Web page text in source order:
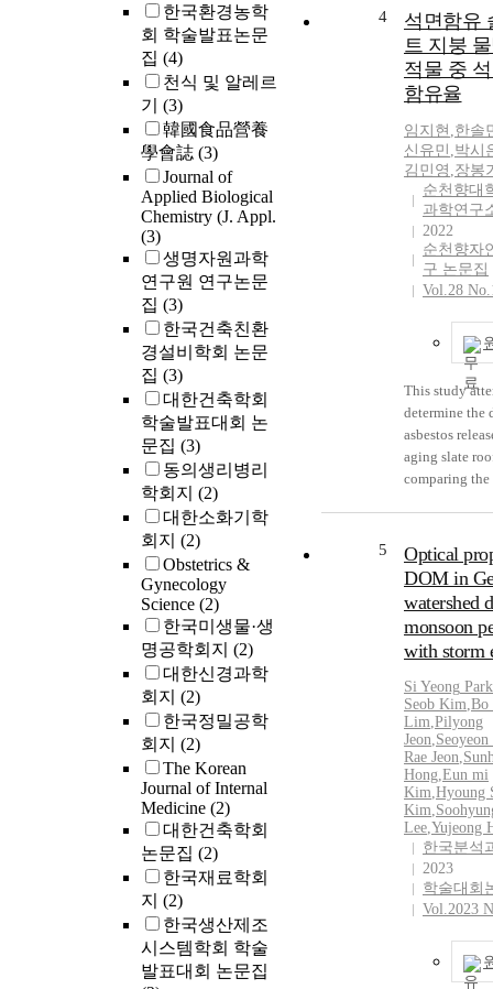
한국환경농학
회 학술발표논문
집 (4)
천식 및 알레르
기 (3)
韓國食品營養
學會誌 (3)
Journal of
Applied Biological
Chemistry (J. Appl.
(3)
생명자원과학
연구원 연구논문
집 (3)
한국건축친환
경설비학회 논문
집 (3)
대한건축학회
학술발표대회 논
문집 (3)
동의생리병리
학회지 (2)
대한소화기학
회지 (2)
Obstetrics &
Gynecology
Science (2)
한국미생물·생
명공학회지 (2)
대한신경과학
회지 (2)
한국정밀공학
회지 (2)
The Korean
Journal of Internal
Medicine (2)
대한건축학회
논문집 (2)
한국재료학회
지 (2)
한국생산제조
시스템학회 학술
발표대회 논문집
하여 제작을
그 결과 B.
bifidum, B.
3종류의 종에
적으로 band
것을 확인할
다. 본 실험에
PAGE와 PCR
균주 동정법
고 정확하게
할 수 있었으
제조나 의약
산업적으로
있을 것이다
1984).
a Gram-
anaerobic
which is able
cellular shape
nutritional
and dominant
human. In
spp. in human
PCR and
whole cell
used.
primer sets
intergenic
heat shock
of three
spp. were
using NCBI
program
adolescentis,
and B.
products
primer sets
same sizes of
SDS-PAGE
proteins in
designed and
by using
tungsten
the
Charged
Device) and
used in order
the discharge
distribution
measure the
intensity. As
emission
electrode was
almost
wide
and the
distribution
signal
quite a
distribution.
emission light
peaked at
4
석면함유
트 지붕
적물 중
함유율
임지현 ,한솔
신유민 ,박시
김민영 ,장봉
순천향대
과학연구
2022
순천향자
구 논문집
Vol.28
This study
determine the
asbestos
aging slate
comparing the
steel plate (tin
the slate roof.
roof houses
Haengmok-ri,
and one house
constructed
colored steel
slate roof
collect the
the roof rain
asbestos fiber
calculated by
counting
polarization
after
conversion
hydrochloric
treatment.
asbestos
four slate
5
Optical
DOM in
watershed
monsoon
with storm
Si Yeong Park
Seob Kim,Bo
Lim,Pilyong
Jeon,
Rae Jeon,
Hong,Eun mi
Kim,Hyoung
Kim,
Lee,Yujeong
한국분석
2023
학술대회
Vol.2023